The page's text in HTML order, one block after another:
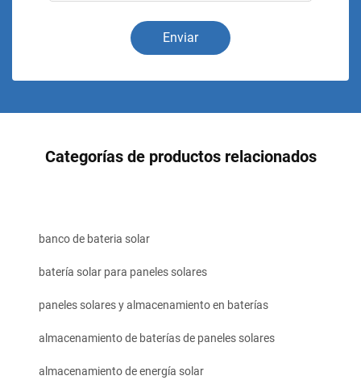
Enviar
Categorías de productos relacionados
banco de bateria solar
batería solar para paneles solares
paneles solares y almacenamiento en baterías
almacenamiento de baterías de paneles solares
almacenamiento de energía solar